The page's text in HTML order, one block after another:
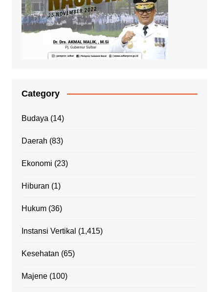
Category
Budaya (14)
Daerah (83)
Ekonomi (23)
Hiburan (1)
Hukum(36)
Instansi Vertikal (1,415)
Kesehatan (65)
Majene(100)